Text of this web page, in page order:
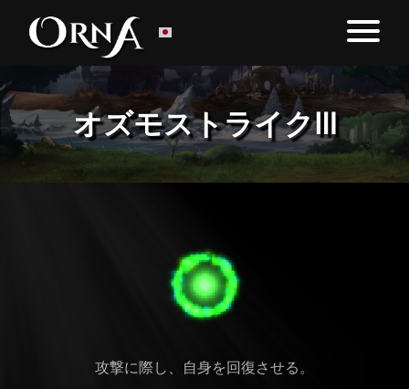
オズモストライクⅢ
攻撃に際し、自身を回復させる。